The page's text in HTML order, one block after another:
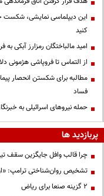
این دیپلماسی نمایشی، شکست
کنید
امید مالباختگان رمزارز آبکی
از التماس تا فروپاشی هژمونی
مطالبه برای شکستن انحصار
فساد
حمله نیروهای اسرائیلی به
پربازدید ها
چرا قالب وافل جایگزین سقف
تشخیص روان‌شناختی ترامپ:
۲ گزینه صنعا برای ریاض